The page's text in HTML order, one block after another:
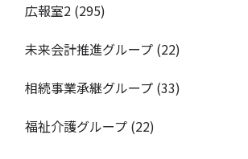
広報室2 (295)
未来会計推進グループ (22)
相続事業承継グループ (33)
福祉介護グループ (22)